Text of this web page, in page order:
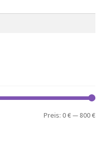
Min.
Preis:0 €— 800 €